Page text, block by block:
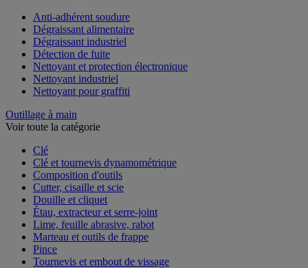
Anti-adhérent soudure
Dégraissant alimentaire
Dégraissant industriel
Détection de fuite
Nettoyant et protection électronique
Nettoyant industriel
Nettoyant pour graffiti
Outillage à main
Voir toute la catégorie
Clé
Clé et tournevis dynamométrique
Composition d'outils
Cutter, cisaille et scie
Douille et cliquet
Étau, extracteur et serre-joint
Lime, feuille abrasive, rabot
Marteau et outils de frappe
Pince
Tournevis et embout de vissage